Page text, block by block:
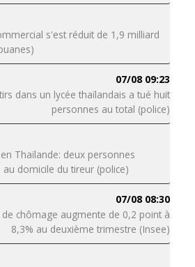
s'est réduit de 1,9 milliard
07/08 09:23
dans un lycée thaïlandais a tué huit
personnes au total (police)
Thaïlande: deux personnes
domicile du tireur (police)
07/08 08:30
de chômage augmente de 0,2 point à
8,3% au deuxième trimestre (Insee)